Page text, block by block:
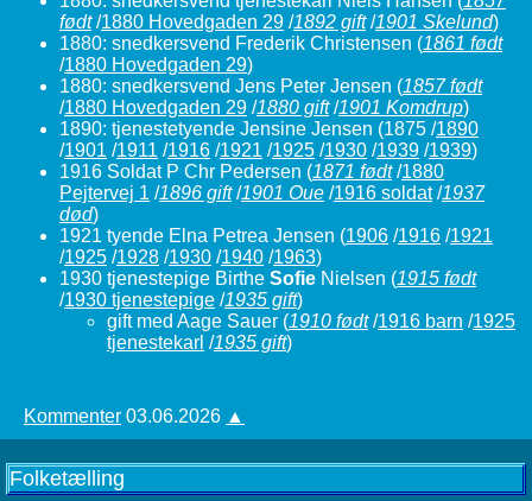
født/1880 Hovedgaden 29 /1892 gift/1901 Skelund)
1880: snedkersvend Frederik Christensen (1861 født
/1880 Hovedgaden 29)
1880: snedkersvend Jens Peter Jensen (1857 født
/1880 Hovedgaden 29 /1880 gift/1901 Komdrup)
1890: tjenestetyende Jensine Jensen (1875 /1890
/1901 /1911 /1916 /1921 /1925 /1930 /1939 /1939)
1916 Soldat P Chr Pedersen (1871 født/1880
Pejtervej 1 /1896 gift/1901 Oue /1916 soldat/1937
død)
1921 tyende Elna Petrea Jensen (1906 /1916 /1921
/1925 /1928 /1930 /1940 /1963)
1930 tjenestepige Birthe Sofie Nielsen (1915 født
/1930 tjenestepige /1935 gift)
gift med Aage Sauer (1910 født/1916 barn /1925
tjenestekarl /1935 gift)
Kommenter 03.06.2026 ▲
Folketælling